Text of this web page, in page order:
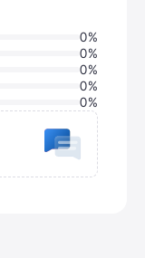
0%
0%
0%
0%
0%